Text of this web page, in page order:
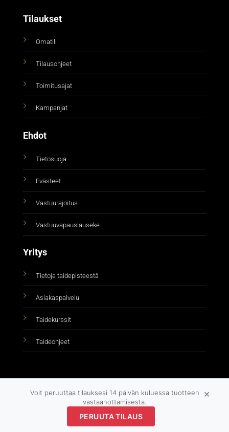
Tilaukset
Omatili
Tilausohjeet
Toimitusajat
Kampanjat
Ehdot
Tietosuoja
Evästeet
Vastuurajoitus
Vastuuvapauslauseke
Yritys
Tietoja taidepisteestä
Asiakaspalvelu
Taidekurssit
Taideohjeet
Copyright 2026 ©taidepiste.fi
Voit peruuttaa tilauksesi 14 päivän kuluessa tuotteen
vastaanottamisesta.
PERUUTA TILAUS
×